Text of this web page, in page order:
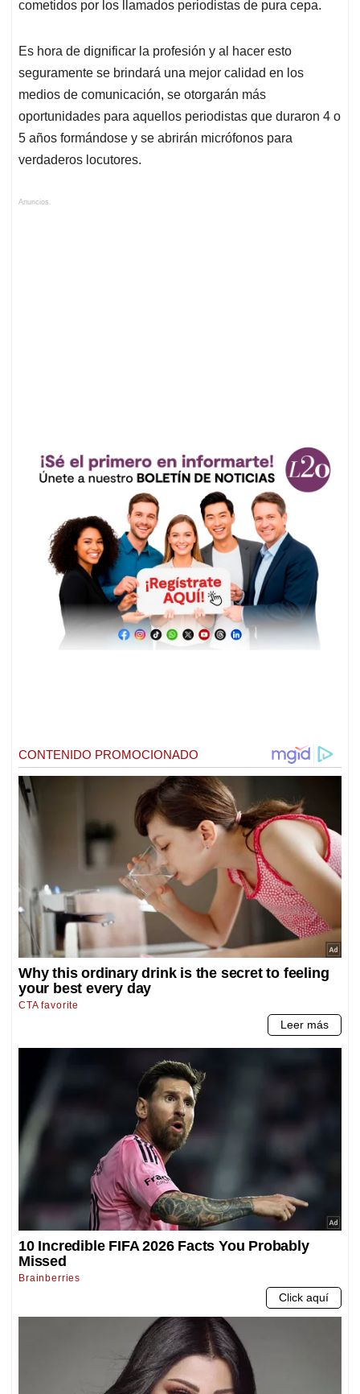
cometidos por los llamados periodistas de pura cepa.
Es hora de dignificar la profesión y al hacer esto
seguramente se brindará una mejor calidad en los
medios de comunicación, se otorgarán más
oportunidades para aquellos periodistas que duraron 4 o
5 años formándose y se abrirán micrófonos para
verdaderos locutores.
Anuncios.